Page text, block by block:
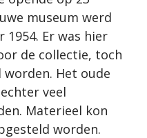
museum werd
1954. Er was hier
de collectie, toch
Het oude
veel
Materieel kon
worden.